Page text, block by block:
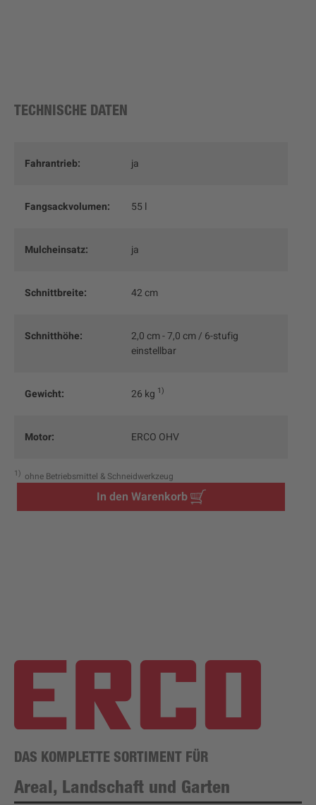
TECHNISCHE DATEN
Fahrantrieb: ja
Fangsackvolumen: 55 l
Mulcheinsatz: ja
Schnittbreite: 42 cm
Schnitthöhe:
2,0 cm - 7,0 cm / 6-stufig
einstellbar
Gewicht: 26 kg 1
Motor: ERCO OHV
1 ohne Betriebsmittel & Schneidwerkzeug
In den Warenkorb
DAS KOMPLETTE SORTIMENT FÜR
Areal, Landschaft und Garten